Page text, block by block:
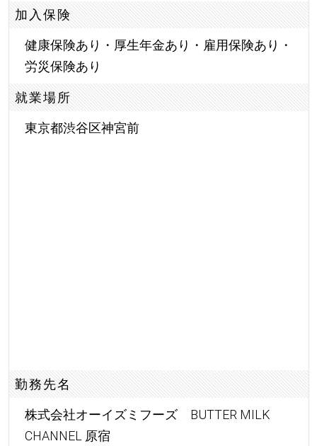
加入保険
健康保険あり・厚生年金あり・雇用保険あり・
労災保険あり
就業場所
東京都渋谷区神宮前
勤務先名
株式会社オーイズミフーズ BUTTER MILK
CHANNEL 原宿